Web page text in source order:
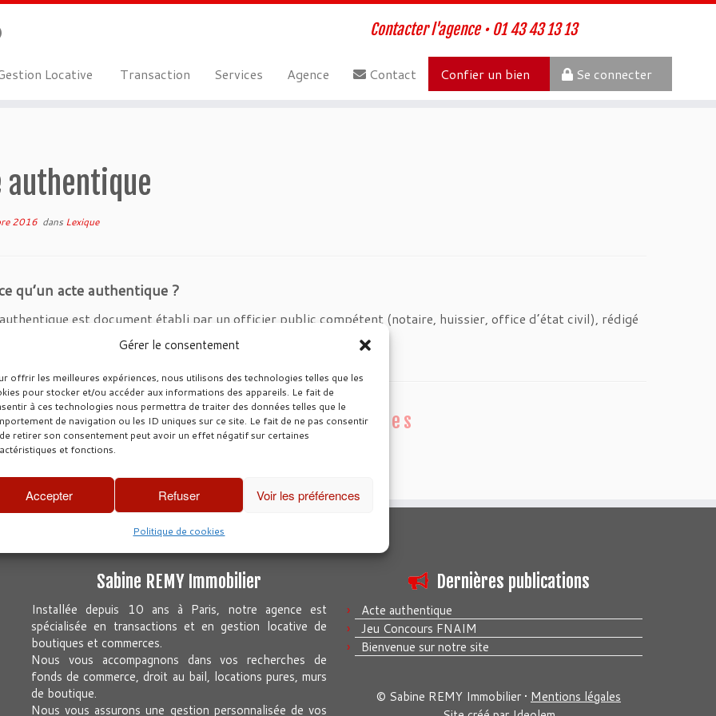
Gérer le consentement
offrir les meilleures expériences, nous utilisons des technologies telles que les
pour stocker et/ou accéder aux informations des appareils. Le fait de
à ces technologies nous permettra de traiter des données telles que le
de navigation ou les ID uniques sur ce site. Le fait de ne pas consentir
retirer son consentement peut avoir un effet négatif sur certaines
et fonctions.
Accepter Refuser Voir les préférences
Politique de cookies
Contacter l'agence • 01 43 43 13 13
Locative Transaction Services Agence Contact Confier un bien Se connecter
authentique
2016 dans Lexique
qu’un acte authentique ?
est document établi par un officier public compétent (notaire, huissier, office d’état civil), rédigé
formalités exigées par la loi et d’exécution forcée.
Parcourir les articles
Concours FNAIM
Sabine REMY Immobilier
Installée depuis 10 ans à Paris, notre agence est
spécialisée en transactions et en gestion locative de
boutiques et commerces.
Nous vous accompagnons dans vos recherches de
fonds de commerce, droit au bail, locations pures, murs
de boutique.
Nous vous assurons une gestion personnalisée de vos
Dernières publications
Acte authentique
Jeu Concours FNAIM
Bienvenue sur notre site
© Sabine REMY Immobilier • Mentions légales